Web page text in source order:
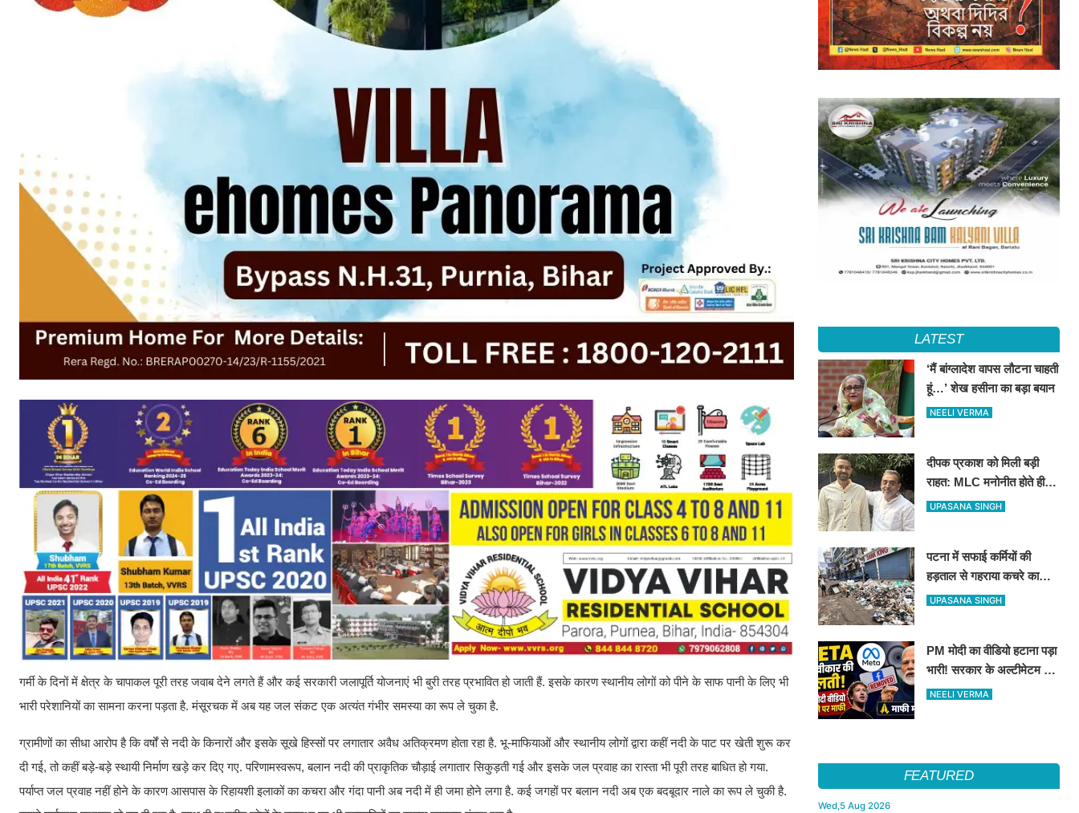
LATEST
‘मैं बांग्लादेश वापस लौटना चाहती
हूं…’ शेख हसीना का बड़ा बयान
NEELI VERMA
दीपक प्रकाश को मिली बड़ी
राहत: MLC मनोनीत होते ही
टला संवैधानिक संकट, मंत्री पद
UPASANA SINGH
पटना में सफाई कर्मियों की
हड़ताल से गहराया कचरे का
संकट, निगम ने एजेंसियों पर
UPASANA SINGH
PM मोदी का वीडियो हटाना पड़ा
भारी! सरकार के अल्टीमेटम के
बाद META ने मांगी माफी
NEELI VERMA
FEATURED
Wed,5 Aug 2026